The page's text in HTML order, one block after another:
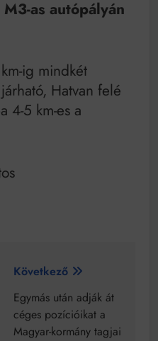
de nem csak a 80-
akkor
M3-as autópályán
ig mindkét
Hatvan felé
4-5 km-es a
Következő
Egymás után adják át
céges pozícióikat a
Magyar-kormány tagjai